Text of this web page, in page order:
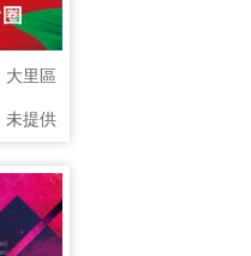
大里區
未提供